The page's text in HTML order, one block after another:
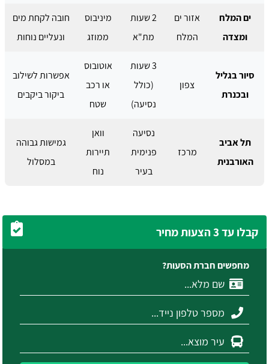
ים המלח
ומצדה
אזור ים
המלח
2 שעות
מת"א
מיניבוס
ממוזג
חובה לקחת מים
ונעליים נוחות
סיור בגליל
ובכנרת
צפון
3 שעות
(כולל
נסיעה)
אוטובוס
או רכב
שטח
אפשרות לשילוב
ביקור ביקבים
תל אביב
האורבנית
מרכז
נסיעה
פנימית
בעיר
וואן
תיירות
נוח
גמישות גבוהה
במסלול
קבלו עד 3 הצעות מחיר
מחפשים חברת הסעות?